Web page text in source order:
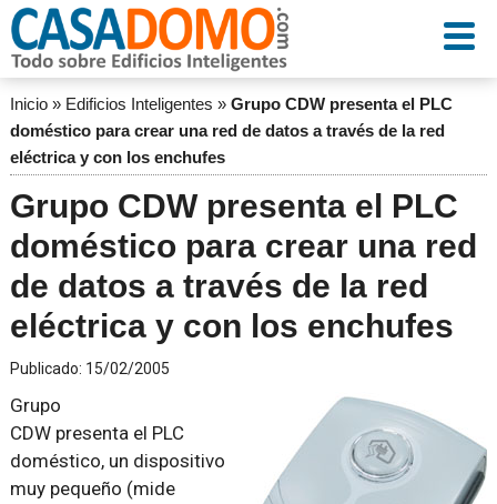
Inicio» Edificios Inteligentes » Grupo CDW presenta el PLC
doméstico para crear una red de datos a través de la red
eléctrica y con los enchufes
Grupo CDW presenta el PLC
doméstico para crear una red
de datos a través de la red
eléctrica y con los enchufes
Publicado: 15/02/2005
Grupo
CDW presenta el PLC
doméstico, un dispositivo
muy pequeño (mide